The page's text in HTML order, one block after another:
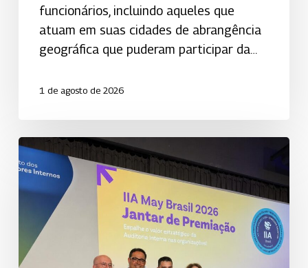
funcionários, incluindo aqueles que
atuam em suas cidades de abrangência
geográfica que puderam participar da…
1 de agosto de 2026
Uniodonto
Goiânia
é
reconhecida
premiação
nacional